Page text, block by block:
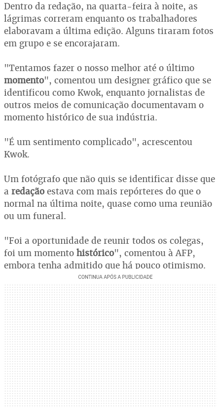
Dentro da redação, na quarta-feira à noite, as
lágrimas correram enquanto os trabalhadores
elaboravam a última edição. Alguns tiraram fotos
em grupo e se encorajaram.
"Tentamos fazer o nosso melhor até o último
momento", comentou um designer gráfico que se
identificou como Kwok, enquanto jornalistas de
outros meios de comunicação documentavam o
momento histórico de sua indústria.
"É um sentimento complicado", acrescentou
Kwok.
Um fotógrafo que não quis se identificar disse que
a redação estava com mais repórteres do que o
normal na última noite, quase como uma reunião
ou um funeral.
"Foi a oportunidade de reunir todos os colegas,
foi um momento histórico", comentou à AFP,
embora tenha admitido que há pouco otimismo.